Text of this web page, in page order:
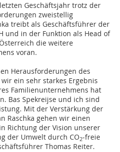
Geschäftsjahr trotz der
zweistellig
treibt als Geschäftsführer der
und in der Funktion als Head of
die weitere
voran.
Herausforderungen des
ein sehr starkes Ergebnis
Familienunternehmens hat
Bas Spekreijse und ich sind
Mit der Verstärkung der
Raschka gehen wir einen
Richtung der Vision unserer
der Umwelt durch CO2-freie
Thomas Reiter.